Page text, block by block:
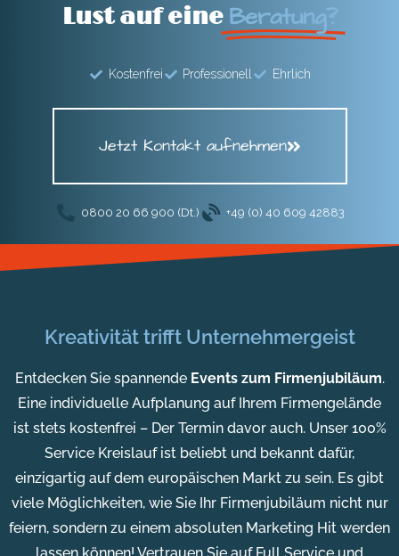
Lust auf eine Beratung?
Kostenfrei Professionell Ehrlich
Jetzt Kontakt aufnehmen
0800 20 66 900 (Dt.) +49 (0) 40 609 42883
Kreativität trifft Unternehmergeist
Entdecken Sie spannende Events zum Firmenjubiläum.
Eine individuelle Aufplanung auf Ihrem Firmengelände
ist stets kostenfrei – Der Termin davor auch. Unser 100%
Service Kreislauf ist beliebt und bekannt dafür,
einzigartig auf dem europäischen Markt zu sein. Es gibt
viele Möglichkeiten, wie Sie Ihr Firmenjubiläum nicht nur
feiern, sondern zu einem absoluten Marketing Hit werden